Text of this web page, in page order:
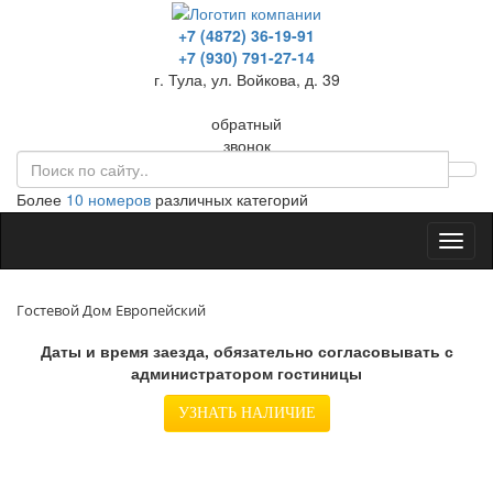
+7 (4872) 36-19-91
+7 (930) 791-27-14
г. Тула, ул. Войкова, д. 39
обратный
звонок
Более 10 номеров различных категорий
Гостевой Дом Европейский
Даты и время заезда, обязательно согласовывать с
администратором гостиницы
УЗНАТЬ НАЛИЧИЕ